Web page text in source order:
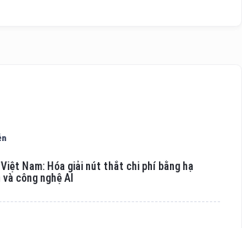
Nam: Hóa giải nút thắt chi phí bằng hạ
công nghệ AI